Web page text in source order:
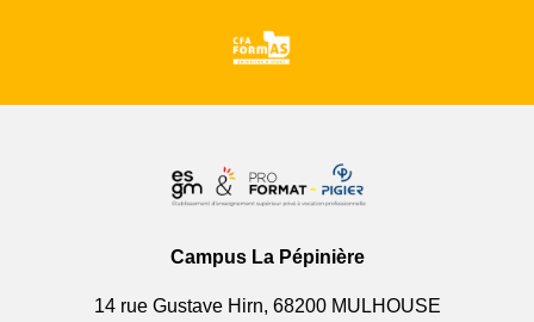
Campus La Pépinière
14 rue Gustave Hirn, 68200 MULHOUSE